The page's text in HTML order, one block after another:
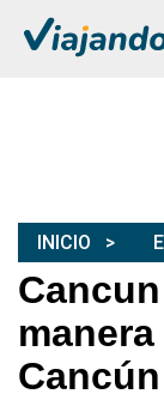
INICIO
Cancún